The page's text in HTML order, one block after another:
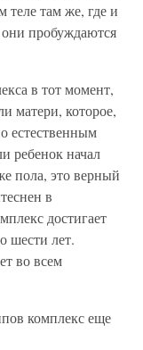
теле там же, где и
они пробуждаются
в тот момент,
матери, которое,
естественным
ребенок начал
пола, это верный
в
достигает
шести лет.
во всем
комплекс еще